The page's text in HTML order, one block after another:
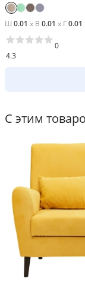
Ш 0.01 x В 0.01 x Г0.01
4.3
0
С этим